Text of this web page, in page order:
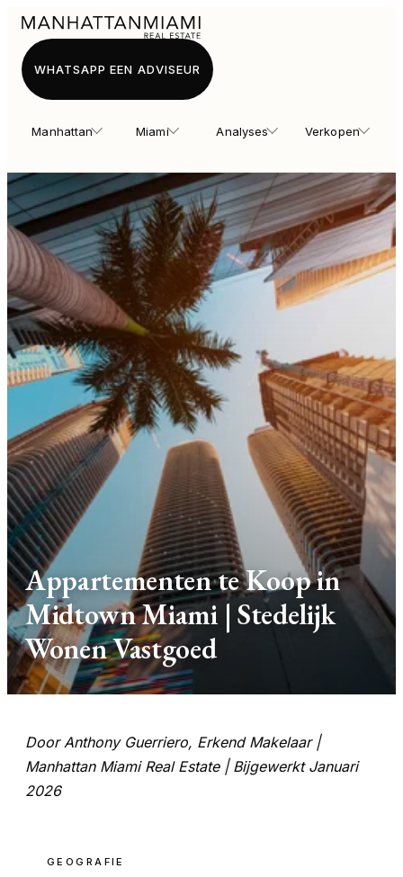
Manhattan Miami Analyses Verkopen
WHATSAPP EEN ADVISEUR
Appartementen te Koop in
Midtown Miami | Stedelijk
Wonen Vastgoed
Door Anthony Guerriero, Erkend Makelaar |
Manhattan Miami Real Estate | Bijgewerkt Januari
2026
GEOGRAFIE